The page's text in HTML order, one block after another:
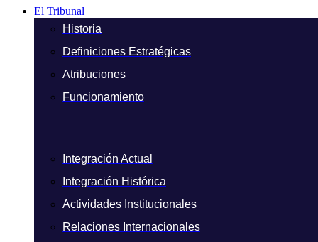
El Tribunal
Historia
Definiciones Estratégicas
Atribuciones
Funcionamiento
Integración Actual
Integración Histórica
Actividades Institucionales
Relaciones Internacionales